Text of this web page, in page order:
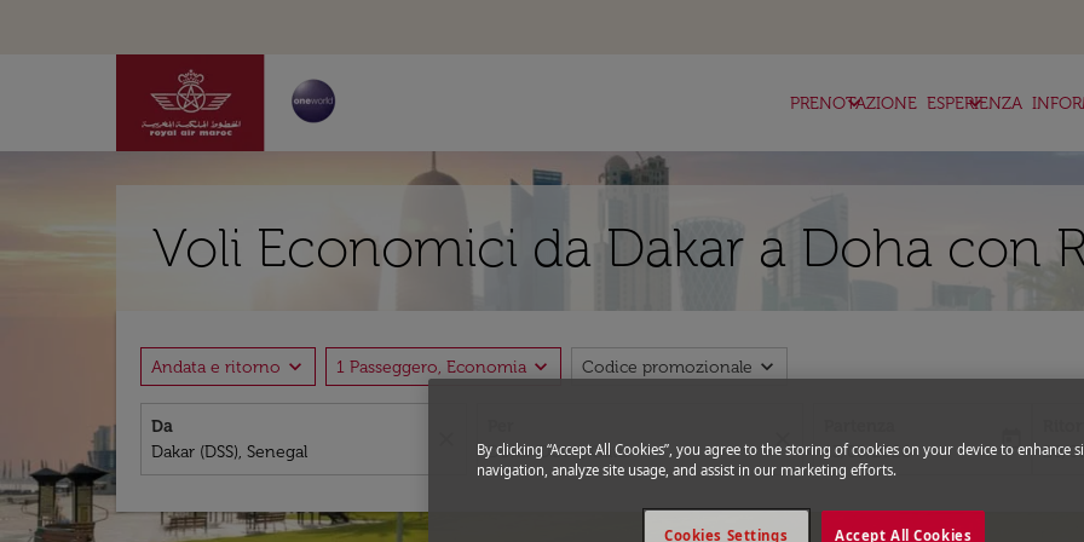
PRENOTAZIONE
keyboard_arrow_down ESPERIENZA
keyboard_arrow_down
Voli Economici da Dakar a Doha con
Andata e ritorno expand_more 1 Passeggero, Economia expand_more Codice promozionale expand_more
Da
close
fc-booking-departure-date-aria-
13/08/2026
today
fc-
20/
By clicking “Accept All Cookies”, you agree to the storing of cookies on your device to enhance
navigation, analyze site usage, and assist in our marketing efforts.
Accept All Cookies
Cookies Settings